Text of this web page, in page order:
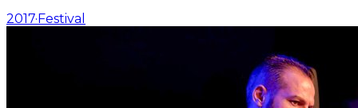
2017·Festival